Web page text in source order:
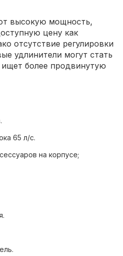
высокую мощность,
цену как
отсутствие регулировки
удлинители могут стать
более продвинутую
65 л/с.
на корпусе;
и для сбора жидкостей.